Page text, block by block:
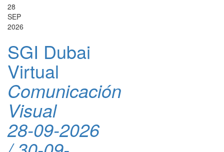
28
SEP
2026
SGI Dubai
Virtual
Comunicación
Visual
28-09-2026